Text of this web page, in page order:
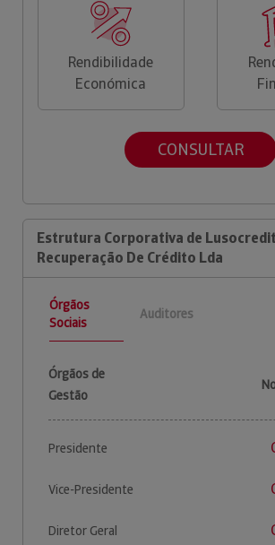
Rendibilidade
Económica
CONSULTAR
Estrutura Corporativa de
Recuperação De Crédito Lda
Órgãos
Sociais
Auditores
Órgãos de
Gestão
Presidente
Vice-Presidente
Diretor Geral